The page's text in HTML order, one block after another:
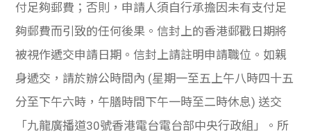
付足夠郵費；否則，申請人須自行承擔因未有支付足
夠郵費而引致的任何後果。信封上的香港郵戳日期將
被視作遞交申請日期。信封上請註明申請職位。如親
身遞交，請於辦公時間內 (星期一至五上午八時四十五
分至下午六時，午膳時間下午一時至二時休息) 送交
「九龍廣播道30號香港電台電台部中央行政組」。所